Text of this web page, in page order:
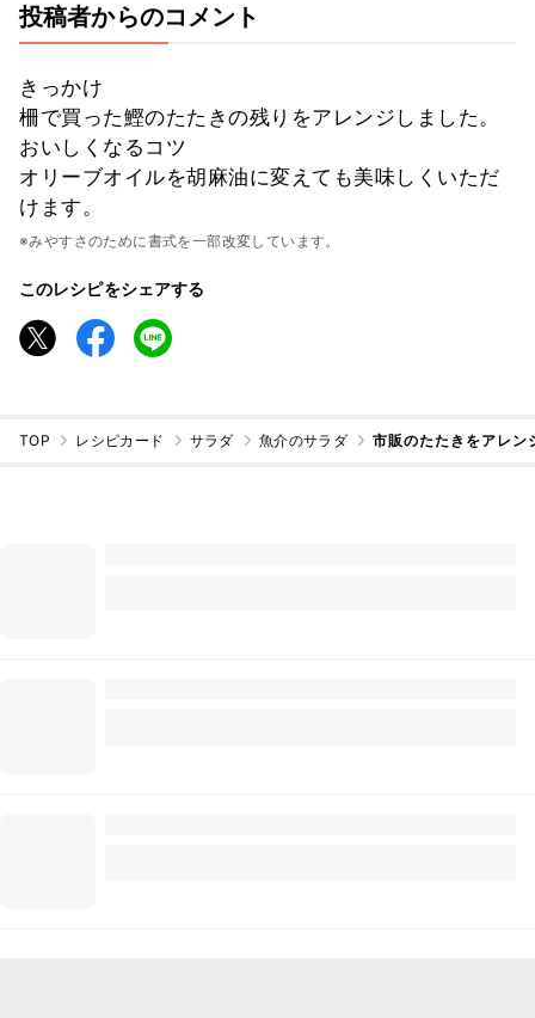
投稿者からのコメント
きっかけ
柵で買った鰹のたたきの残りをアレンジしました。
おいしくなるコツ
オリーブオイルを胡麻油に変えても美味しくいただ
けます。
※みやすさのために書式を一部改変しています。
このレシピをシェアする
TOP レシピカード サラダ 魚介のサラダ 市販のたたきをアレ